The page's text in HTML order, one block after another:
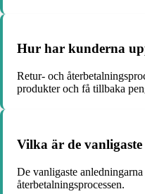
Hur har kunderna
Retur- och
produkter och få tillbaka
Vilka är de
De vanligaste
återbetalningsprocessen.